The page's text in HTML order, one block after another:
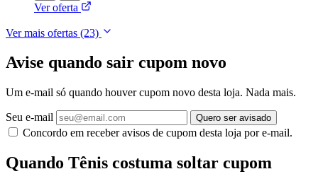
Ver oferta
Ver mais ofertas (23)
Avise quando sair cupom novo
Um e-mail só quando houver cupom novo desta loja. Nada mais.
Seu e-mail Quero ser avisado
Concordo em receber avisos de cupom desta loja por e-mail.
Quando Tênis costuma soltar cupom